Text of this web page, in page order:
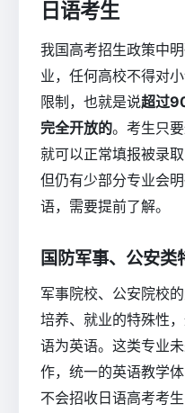
日语考生
我国高考招生政策中
业，任何高校不得对
限制，也就是说超过
完全开放的。考生只
就可以正常填报被录
但仍有少部分专业会
语，需要提前了解。
国防军事、公安类
军事院校、公安院校
培养、就业的特殊性
语为英语。这类专业
作，统一的英语教学
不会招收日语高考考